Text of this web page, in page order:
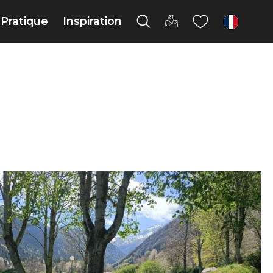
Pratique Inspiration fr